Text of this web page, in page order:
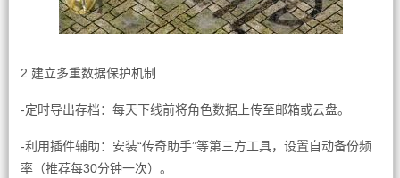
2.建立多重数据保护机制
-定时导出存档：每天下线前将角色数据上传至邮箱或云盘。
-利用插件辅助：安装“传奇助手”等第三方工具，设置自动备份频
率（推荐每30分钟一次）。